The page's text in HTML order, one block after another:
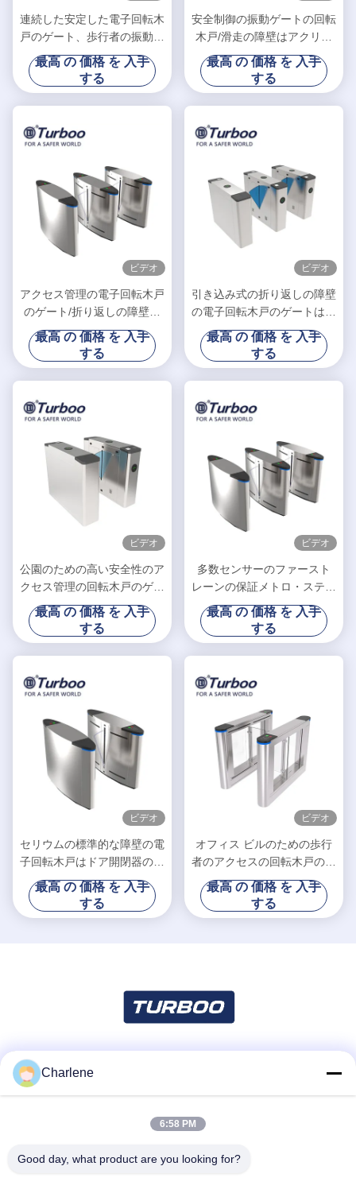
連続した安定した電子回転木
戸のゲート、歩行者の振動障
壁のゲート
最高 の 価格 を 入手
する
安全制御の振動ゲートの回転
木戸/滑走の障壁はアクリル
板をゲートで制御します
最高 の 価格 を 入手
する
ビデオ
アクセス管理の電子回転木戸
のゲート/折り返しの障壁の
ゲートG-TEKの赤外線センサ
ー
最高 の 価格 を 入手
する
ビデオ
引き込み式の折り返しの障壁
の電子回転木戸のゲートは表
示器LEDライト流れます
最高 の 価格 を 入手
する
ビデオ
公園のための高い安全性のア
クセス管理の回転木戸のゲー
ト/折り返しの障壁の回転木
戸
最高 の 価格 を 入手
する
ビデオ
多数センサーのファースト
レーンの保証メトロ・ステー
ションのための電子回転木戸
のゲート
最高 の 価格 を 入手
する
ビデオ
セリウムの標準的な障壁の電
子回転木戸はドア開閉器のソ
フトウエア システムをゲー
トで制御します
最高 の 価格 を 入手
する
ビデオ
オフィス ビルのための歩行
者のアクセスの回転木戸の保
証ドア システム
最高 の 価格 を 入手
する
Charlene
6:58 PM
Good day, what product are you looking for?